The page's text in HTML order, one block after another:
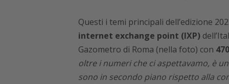
Questi i temi principali dell’edizione
internet exchange point (IXP)
Gazometro di Roma (nella foto) con
oltre i numeri che ci aspettavamo, è
sono in secondo piano rispetto alla